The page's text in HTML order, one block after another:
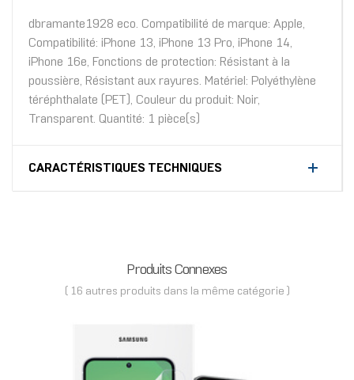
dbramante1928 eco. Compatibilité de marque: Apple,
Compatibilité: iPhone 13, iPhone 13 Pro, iPhone 14,
iPhone 16e, Fonctions de protection: Résistant à la
poussière, Résistant aux rayures. Matériel: Polyéthylène
téréphthalate (PET), Couleur du produit: Noir,
Transparent. Quantité: 1 pièce(s)
CARACTÉRISTIQUES TECHNIQUES
Produits Connexes
( 16 autres produits dans la même catégorie )